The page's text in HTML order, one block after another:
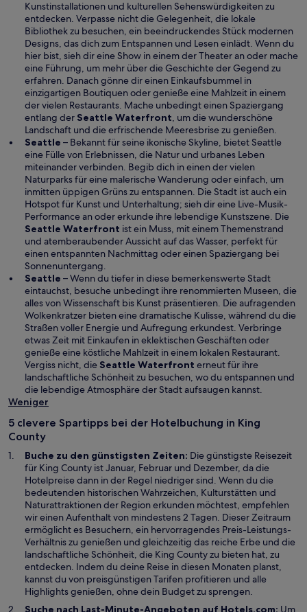
e
ö
f
f
n
e
t
Kunstinstallationen und kulturellen Sehenswürdigkeiten zu
entdecken. Verpasse nicht die Gelegenheit, die lokale
Bibliothek zu besuchen, ein beeindruckendes Stück modernen
Designs, das dich zum Entspannen und Lesen einlädt. Wenn du
hier bist, sieh dir eine Show in einem der Theater an oder mache
eine Führung, um mehr über die Geschichte der Gegend zu
erfahren. Danach gönne dir einen Einkaufsbummel in
einzigartigen Boutiquen oder genieße eine Mahlzeit in einem
der vielen Restaurants. Mache unbedingt einen Spaziergang
entlang der Seattle Waterfront W
i
r
d
i
n
e
i
n
e
m
n
u
e
n
F
e
n
s
t
e
r
ö
n
e
t
, um die wunderschöne
Landschaft und die erfrischende Meeresbrise zu genießen.
Seattle – Bekannt für seine ikonische Skyline, bietet Seattle
eine Fülle von Erlebnissen, die Natur und urbanes Leben
miteinander verbinden. Begib dich in einen der vielen
Naturparks für eine malerische Wanderung oder einfach, um
inmitten üppigen Grüns zu entspannen. Die Stadt ist auch ein
Hotspot für Kunst und Unterhaltung; sieh dir eine Live-Musik-
Performance an oder erkunde ihre lebendige Kunstszene. Die
Seattle Waterfront W
i
r
i
n
e
i
n
e
m
n
e
u
F
n
s
t
e
r
g
e
ö
f
f
n
e
t
ist ein Muss, mit einem Themenstrand
und atemberaubender Aussicht auf das Wasser, perfekt für
einen entspannten Nachmittag oder einen Spaziergang bei
Sonnenuntergang.
Seattle – Wenn du tiefer in diese bemerkenswerte Stadt
eintauchst, besuche unbedingt ihre renommierten Museen, die
alles von Wissenschaft bis Kunst präsentieren. Die aufragenden
Wolkenkratzer bieten eine dramatische Kulisse, während du die
Straßen voller Energie und Aufregung erkundest. Verbringe
etwas Zeit mit Einkaufen in eklektischen Geschäften oder
genieße eine köstliche Mahlzeit in einem lokalen Restaurant.
Vergiss nicht, die Seattle Waterfront W
i
r
n
i
n
e
m
n
e
u
e
n
F
e
n
s
erneut für ihre
landschaftliche Schönheit zu besuchen, wo du entspannen und
die lebendige Atmosphäre der Stadt aufsaugen kannst.
Weniger
5 clevere Spartipps bei der Hotelbuchung in King
County
Buche zu den günstigsten Zeiten: Die günstigste Reisezeit
für King County ist Januar, Februar und Dezember, da die
Hotelpreise dann in der Regel niedriger sind. Wenn du die
bedeutenden historischen Wahrzeichen, Kulturstätten und
Naturattraktionen der Region erkunden möchtest, empfehlen
wir einen Aufenthalt von mindestens 2 Tagen. Dieser Zeitraum
ermöglicht es Besuchern, ein hervorragendes Preis-Leistungs-
Verhältnis zu genießen und gleichzeitig das reiche Erbe und die
landschaftliche Schönheit, die King County zu bieten hat, zu
entdecken. Indem du deine Reise in diesen Monaten planst,
kannst du von preisgünstigen Tarifen profitieren und alle
Highlights genießen, ohne dein Budget zu sprengen.
Suche nach Last-Minute-Angeboten auf Hotels.com: Um